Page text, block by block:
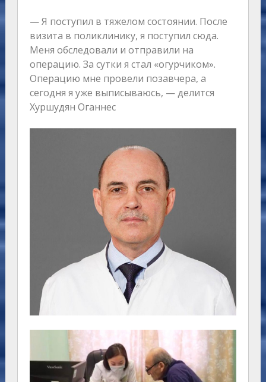
— Я поступил в тяжелом состоянии. После
визита в поликлинику, я поступил сюда.
Меня обследовали и отправили на
операцию. За сутки я стал «огурчиком».
Операцию мне провели позавчера, а
сегодня я уже выписываюсь, — делится
Хуршудян Оганнес